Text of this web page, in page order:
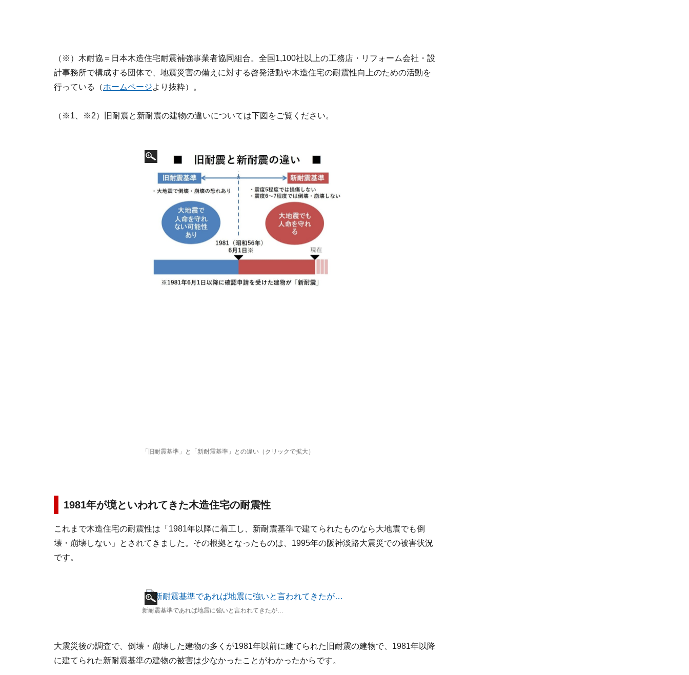
（※）木耐協＝日本木造住宅耐震補強事業者協同組合。全国1,100社以上の工務店・リフォーム会社・設
計事務所で構成する団体で、地震災害の備えに対する啓発活動や木造住宅の耐震性向上のための活動を
行っている（ホームページより抜粋）。
（※1、※2）旧耐震と新耐震の建物の違いについては下図をご覧ください。
「旧耐震基準」と「新耐震基準」との違い（クリックで拡大）
1981年が境といわれてきた木造住宅の耐震性
これまで木造住宅の耐震性は「1981年以降に着工し、新耐震基準で建てられたものなら大地震でも倒
壊・崩壊しない」とされてきました。その根拠となったものは、1995年の阪神淡路大震災での被害状況
です。
新耐震基準であれば地震に強いと言われてきたが…
大震災後の調査で、倒壊・崩壊した建物の多くが1981年以前に建てられた旧耐震の建物で、1981年以降
に建てられた新耐震基準の建物の被害は少なかったことがわかったからです。